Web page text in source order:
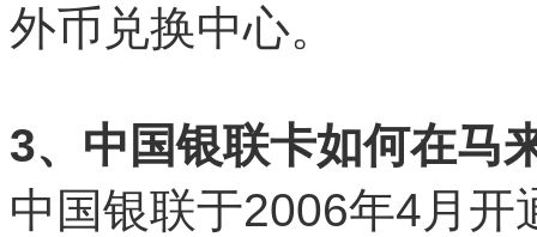
外币兑换中心。
3、中国银联卡如何在马
中国银联于2006年4月